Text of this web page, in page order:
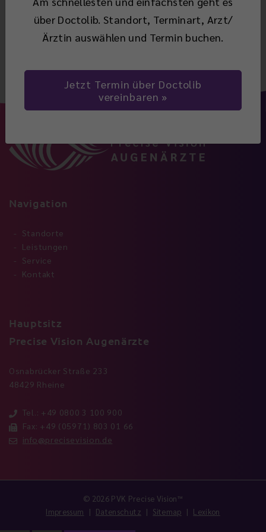
Zurück
über Doctolib. Standort, Terminart, Arzt/
Ärztin auswählen und Termin buchen.
Jetzt Termin über Doctolib
vereinbaren
Navigation
Standorte
Leistungen
Service
Kontakt
Hauptsitz
Precise Vision Augenärzte
Osnabrücker Straße 233
48429 Rheine
Tel.: +49 0800 3 100 900
Fax: +49 (05971) 803 01 66
info@precisevision.de
© 2026 PVK Precise Vision™
Impressum
Datenschutz Sitemap Lexikon